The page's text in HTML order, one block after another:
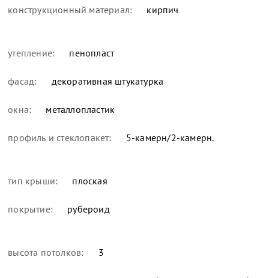
конструкционный материал: кирпич
утепление: пенопласт
фасад: декоративная штукатурка
окна: металлопластик
профиль и стеклопакет: 5-камерн/2-камерн.
тип крыши: плоская
покрытие: рубероид
высота потолков: 3